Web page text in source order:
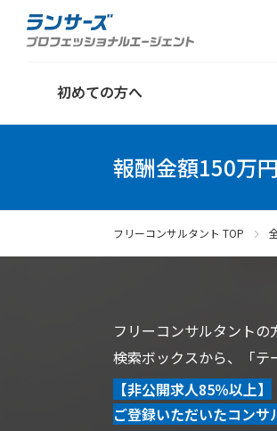
初めての方へ
報酬金額150万
フリーコンサルタント TOP
フリーコンサルタントの
検索ボックスから、「テ
【非公開求人85％以上】
ご登録いただいたコンサ